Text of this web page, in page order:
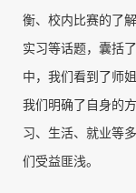
衡、校内比赛的了
实习等话题，囊括
中，我们看到了师
我们明确了自身的
习、生活、就业等
们受益匪浅。